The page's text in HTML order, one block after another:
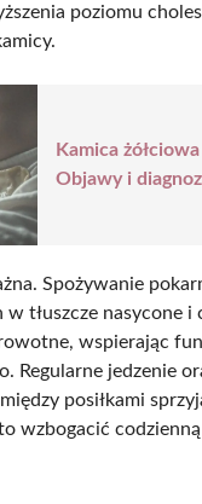
poziomu
Kamica
Objawy i
Spożywanie
w tłuszcze nasycone i
wspierając
Regularne jedzenie
posiłkami
wzbogacić